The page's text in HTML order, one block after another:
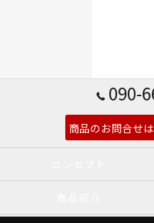
090-
商品のお問合せ